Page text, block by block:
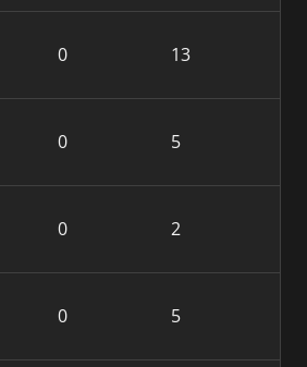
0 13
0 5
0 2
0 5